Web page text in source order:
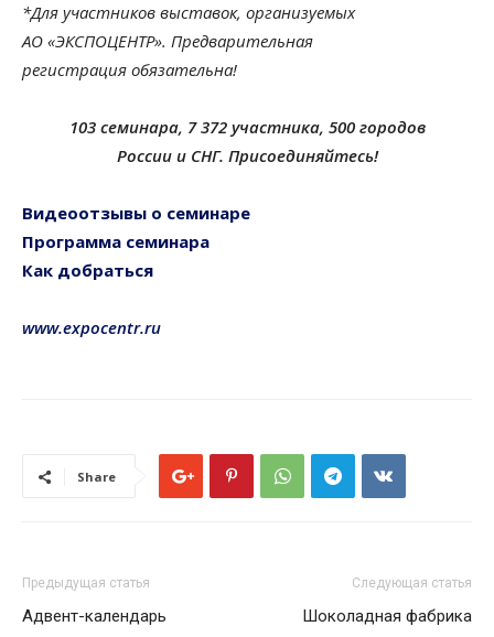
*Для участников выставок, организуемых
АО «ЭКСПОЦЕНТР». Предварительная
регистрация обязательна!
103 семинара, 7 372 участника, 500 городов
России и СНГ. Присоединяйтесь!
Видеоотзывы о семинаре
Программа семинара
Как добраться
www.expocentr.ru
Share
Предыдущая статья
Адвент-календарь
Следующая статья
Шоколадная фабрика